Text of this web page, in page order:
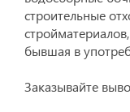
строительные
бывшая в
Заказывайте